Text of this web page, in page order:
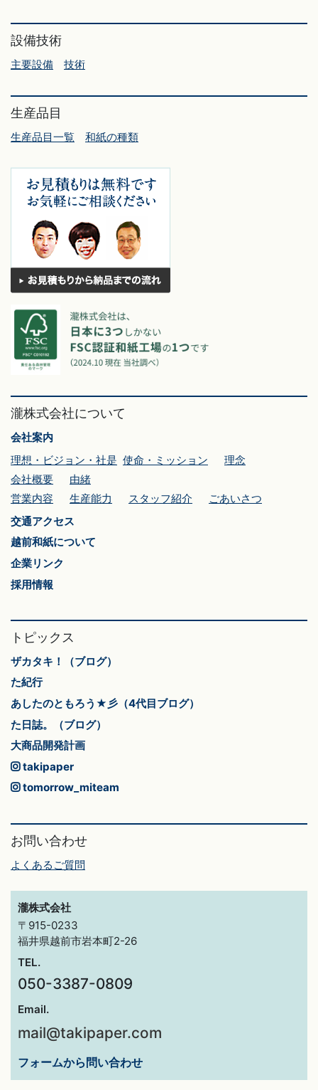
設備技術
主要設備 技術
生産品目
生産品目一覧 和紙の種類
瀧株式会社について
会社案内
理想・ビジョン・社是 使命・ミッション
理念
会社概要
由緒
営業内容
生産能力 スタッフ紹介
ごあいさつ
交通アクセス
越前和紙について
企業リンク
採用情報
トピックス
ザカタキ！（ブログ）
た紀行
あしたのともろう★彡（4代目ブログ）
た日誌。（ブログ）
大商品開発計画
takipaper
tomorrow_miteam
お問い合わせ
よくあるご質問
瀧株式会社
〒915-0233
福井県越前市岩本町2-26
TEL.
050-3387-0809
Email.
mail@takipaper.com
フォームから問い合わせ